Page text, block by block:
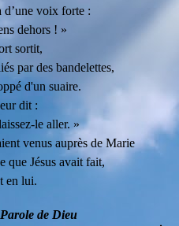
voix forte :
dehors ! »
sortit,
par des bandelettes,
d'un suaire.
dit :
le aller. »
venus auprès de Marie
que Jésus avait fait,
en lui.
de Dieu